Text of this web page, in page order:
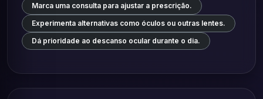
Marca uma consulta para ajustar a prescrição.
Experimenta alternativas como óculos ou outras lentes.
Dá prioridade ao descanso ocular durante o dia.